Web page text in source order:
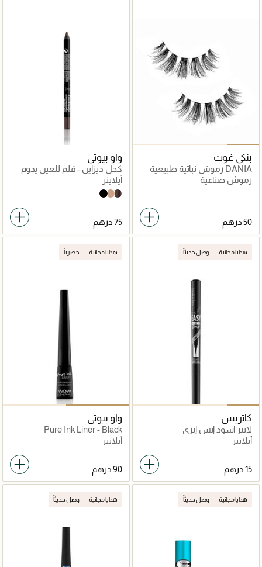
بنكي غوت
DANIA رموش نباتية طبيعية
رموش صناعية
واو بيوتي
كحل ديزاين - قلم للعين يدوم
طويلا
آيلاينر
Sweet Bunni
Caramel
Black
هدايا مجانية وصل حديثاً
كاتريس
لاينر اسود إتس إيزي
آيلاينر
هدايا مجانية حصرياً
واو بيوتي
Pure Ink Liner - Black
آيلاينر
هدايا مجانية وصل حديثاً هدايا مجانية وصل حديثاً